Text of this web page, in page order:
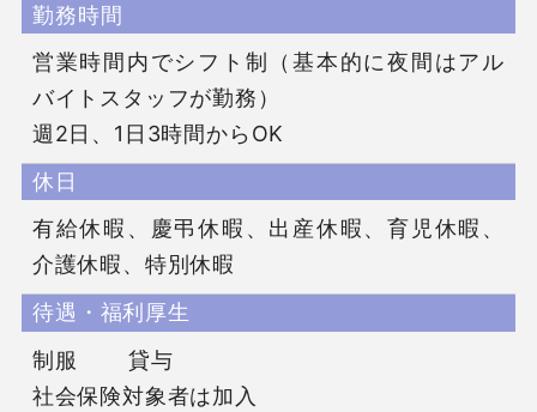
勤務時間
営業時間内でシフト制（基本的に夜間はアル
バイトスタッフが勤務）
週2日、1日3時間からOK
休日
有給休暇、慶弔休暇、出産休暇、育児休暇、
介護休暇、特別休暇
待遇・福利厚生
制服	貸与
社会保険対象者は加入